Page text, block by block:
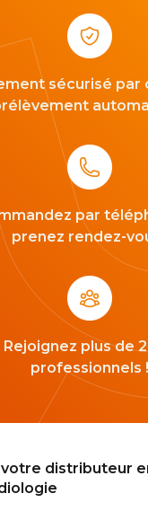
sécurisé par
par
prenez rendez-
Rejoignez plus de
professionnels !
votre distributeur